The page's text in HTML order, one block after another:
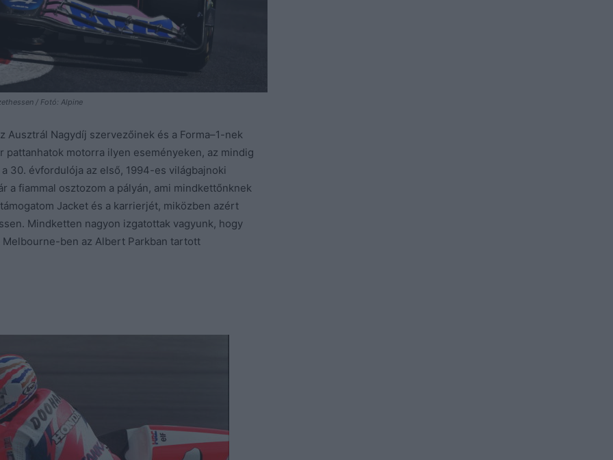
/ Fotó: Alpine
Ausztrál Nagydíj szervezőinek és a Forma–1-nek
motorra ilyen eseményeken, az mindig
30. évfordulója az első, 1994-es világbajnoki
a fiammal osztozom a pályán, ami mindkettőnknek
Jacket és a karrierjét, miközben azért
Mindketten nagyon izgatottak vagyunk, hogy
ben az Albert Parkban tartott